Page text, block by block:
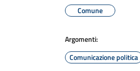
Comune
Argomenti:
Comunicazione politica